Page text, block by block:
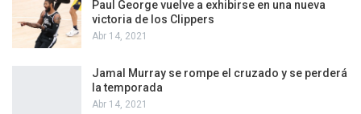
Paul George vuelve a exhibirse en una nueva
victoria de los Clippers
Abr 14, 2021
Jamal Murray se rompe el cruzado y se perderá
la temporada
Abr 14, 2021